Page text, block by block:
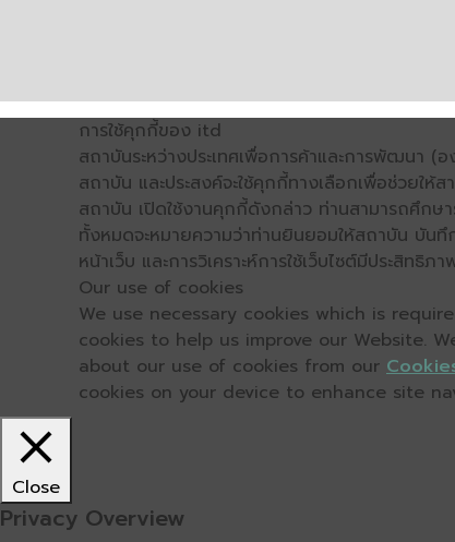
การใช้คุกกี้ของ itd
สถาบันระหว่างประเทศเพื่อการค้าและการพัฒนา
สถาบัน และประสงค์จะใช้คุกกี้ทางเลือกเพื่อช่วยใ
สถาบัน เปิดใช้งานคุกกี้ดังกล่าว ท่านสามารถศึกษ
ทั้งหมดจะหมายความว่าท่านยินยอมให้สถาบัน บันทึ
หน้าเว็บ และการวิเคราะห์การใช้เว็บไซต์มีประสิ
Our use of cookies
We use necessary cookies which is
cookies to help us improve our Website.
about our use of cookies from our
cookies on your device to enhance site
Close
Privacy Overview